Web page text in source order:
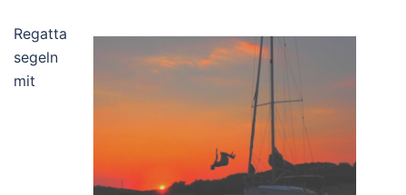
Regatta
segeln
mit